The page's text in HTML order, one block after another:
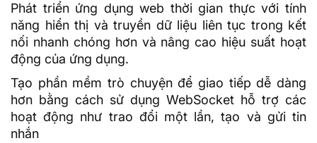
Phát triển ứng dụng web thời gian thực với tính
năng hiển thị và truyền dữ liệu liên tục trong kết
nối nhanh chóng hơn và nâng cao hiệu suất hoạt
động của ứng dụng.
Tạo phần mềm trò chuyện để giao tiếp dễ dàng
hơn bằng cách sử dụng WebSocket hỗ trợ các
hoạt động như trao đổi một lần, tạo và gửi tin
nhắn